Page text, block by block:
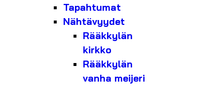
Tapahtumat
Nähtävyydet
Rääkkylän
kirkko
Rääkkylän
vanha meijeri